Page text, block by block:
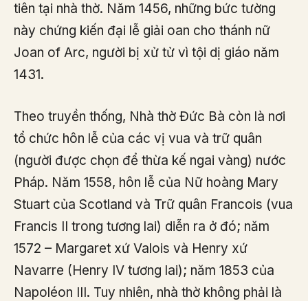
tiên tại nhà thờ. Năm 1456, những bức tường
này chứng kiến đại lễ giải oan cho thánh nữ
Joan of Arc, người bị xử tử vì tội dị giáo năm
1431.
Theo truyền thống, Nhà thờ Đức Bà còn là nơi
tổ chức hôn lễ của các vị vua và trữ quân
(người được chọn để thừa kế ngai vàng) nước
Pháp. Năm 1558, hôn lễ của Nữ hoàng Mary
Stuart của Scotland và Trữ quân Francois (vua
Francis II trong tương lai) diễn ra ở đó; năm
1572 – Margaret xứ Valois và Henry xứ
Navarre (Henry IV tương lai); năm 1853 của
Napoléon III. Tuy nhiên, nhà thờ không phải là